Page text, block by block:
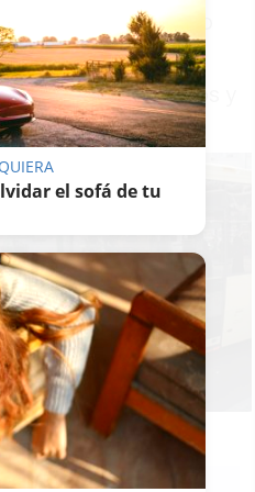
del equipo
público más
pensado
de nuestros vecinos y
de la Junta de Andalucía.
el sofá de tu